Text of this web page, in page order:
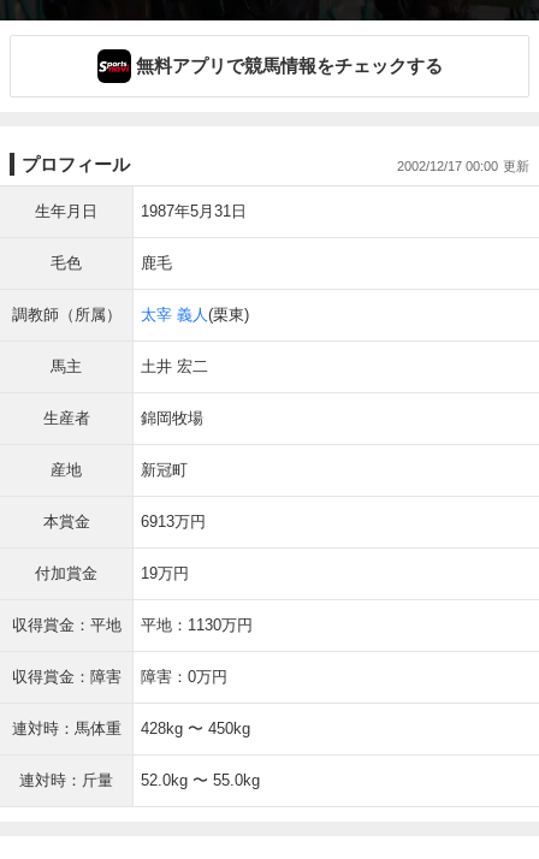
無料アプリで競馬情報をチェックする
プロフィール 2002/12/17 00:00
生年月日 1987年5月31日
毛色 鹿毛
調教師（所属） 太宰 義人(栗東)
馬主 土井 宏二
生産者 錦岡牧場
産地 新冠町
本賞金 6913万円
付加賞金 19万円
収得賞金：平地 平地：1130万円
収得賞金：障害 障害：0万円
連対時：馬体重 428kg 〜 450kg
連対時：斤量 52.0kg 〜 55.0kg